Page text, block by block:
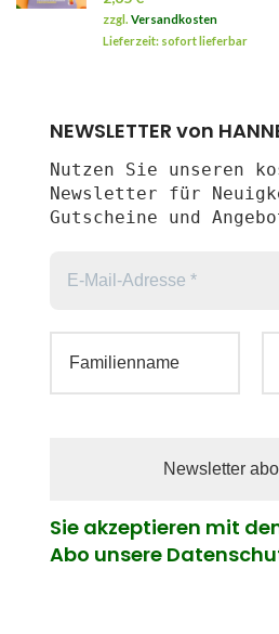
zzgl. Versandkosten
Lieferzeit: sofort lieferbar
NEWSLETTER von
Nutzen Sie unseren
Newsletter für
Gutscheine und
Sie akzeptieren mit
Abo unsere